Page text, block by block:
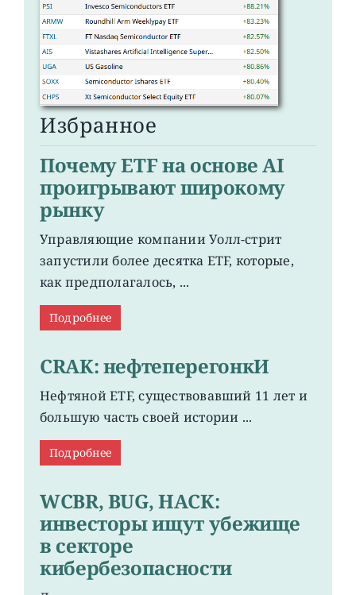
Избранное
Почему ETF на основе AI
проигрывают широкому
рынку
Управляющие компании Уолл-стрит
запустили более десятка ETF, которые,
как предполагалось, ...
Подробнее
CRAK: нефтеперегонкИ
Нефтяной ETF, существовавший 11 лет и
большую часть своей истории ...
Подробнее
WCBR, BUG, HACK:
инвесторы ищут убежище
в секторе
кибербезопасности